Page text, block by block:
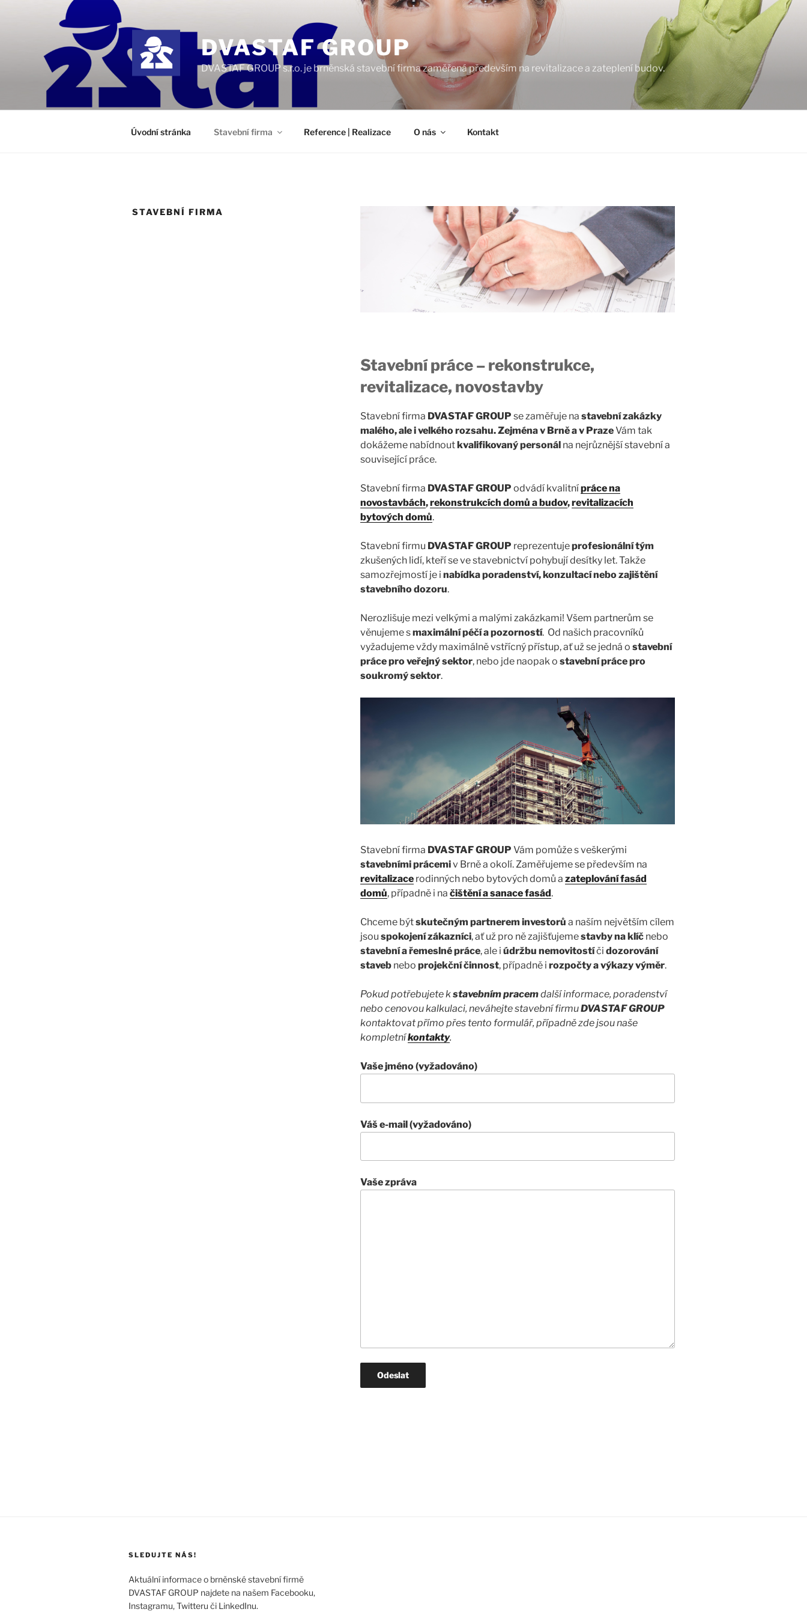
DVASTAF GROUP
DVASTAF GROUP s.r.o. je brněnská stavební firma zaměřená především na revitalizace a zateplení budov.
Úvodní stránka Stavební firma Reference | Realizace O nás Kontakt
STAVEBNÍ FIRMA
Stavební práce – rekonstrukce,
revitalizace, novostavby
Stavební firma DVASTAF GROUP se zaměřuje na stavební zakázky
malého, ale i velkého rozsahu. Zejména v Brně a v PrazeVám tak
dokážeme nabídnout kvalifikovaný personál na nejrůznější stavební a
související práce.
Stavební firma DVASTAF GROUP odvádí kvalitnípráce na
novostavbách,rekonstrukcích domů a budov,revitalizacích
bytových domů.
Stavební firmu DVASTAF GROUP reprezentujeprofesionální tým
zkušených lidí, kteří se ve stavebnictví pohybují desítky let. Takže
samozřejmostí je i nabídka poradenství, konzultací nebo zajištění
stavebního dozoru.
Nerozlišuje mezi velkými a malými zakázkami! Všem partnerům se
věnujeme smaximální péčí a pozorností. Od našich pracovníků
vyžadujeme vždy maximálně vstřícný přístup, ať už se jedná o stavební
práce pro veřejný sektor, nebo jde naopak o stavební práce pro
soukromý sektor.
Stavební firma DVASTAF GROUP Vám pomůže s veškerými
stavebními prácemiv Brně a okolí. Zaměřujeme se především na
revitalizacerodinných nebo bytových domů a zateplování fasád
domů, případně i na čištění a sanace fasád.
Chceme býtskutečným partnerem investorů a naším největším cílem
jsou spokojení zákazníci, ať už pro ně zajišťujemestavby na klíčnebo
stavební a řemeslné práce, ale i údržbu nemovitostíči dozorování
stavebnebo projekční činnost, případně i rozpočty a výkazy výměr.
Pokud potřebujete kstavebním pracemdalší informace, poradenství
nebo cenovou kalkulaci, neváhejte stavební firmuDVASTAF GROUP
kontaktovat přímo přes tento formulář, případně zde jsou naše
kompletníkontakty.
Vaše jméno (vyžadováno)
Váš e-mail (vyžadováno)
Vaše zpráva
SLEDUJTE NÁS!
Aktuální informace o brněnské stavební firmě
DVASTAF GROUP najdete na našem Facebooku,
Instagramu, Twitteru či LinkedInu.